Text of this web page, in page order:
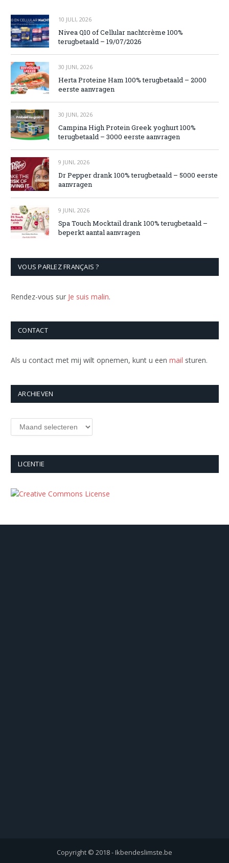
10 JULI, 2026
Nivea Q10 of Cellular nachtcrème 100%
terugbetaald – 19/07/2026
30 JUNI, 2026
Herta Proteine Ham 100% terugbetaald – 2000
eerste aanvragen
30 JUNI, 2026
Campina High Protein Greek yoghurt 100%
terugbetaald – 3000 eerste aanvragen
9 JUNI, 2026
Dr Pepper drank 100% terugbetaald – 5000 eerste
aanvragen
9 JUNI, 2026
Spa Touch Mocktail drank 100% terugbetaald –
beperkt aantal aanvragen
VOUS PARLEZ FRANÇAIS ?
Rendez-vous sur Je suis malin.
CONTACT
Als u contact met mij wilt opnemen, kunt u een mail sturen.
ARCHIEVEN
Archieven
LICENTIE
Copyright © 2018 - Ikbendeslimste.be